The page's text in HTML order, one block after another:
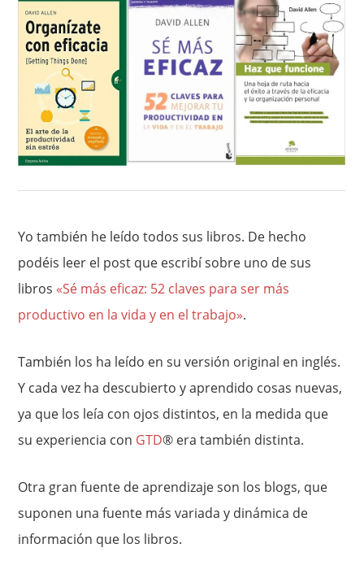
Yo también he leído todos sus libros. De hecho
podéis leer el post que escribí sobre uno de sus
libros «Sé más eficaz: 52 claves para ser más
productivo en la vida y en el trabajo».
También los ha leído en su versión original en inglés.
Y cada vez ha descubierto y aprendido cosas nuevas,
ya que los leía con ojos distintos, en la medida que
su experiencia con GTD® era también distinta.
Otra gran fuente de aprendizaje son los blogs, que
suponen una fuente más variada y dinámica de
información que los libros.